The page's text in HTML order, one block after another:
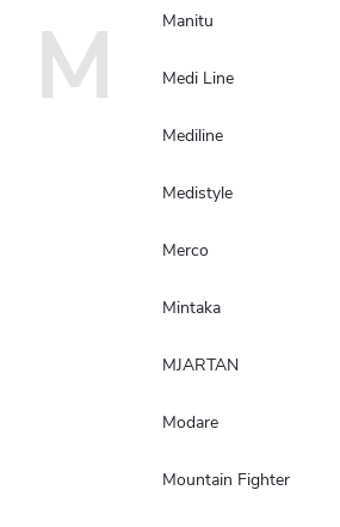
M Manitu
Medi Line
Mediline
Medistyle
Merco
Mintaka
MJARTAN
Modare
Mountain Fighter